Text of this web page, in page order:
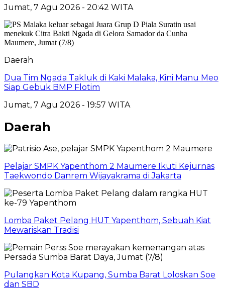
Jumat, 7 Agu 2026 - 20:42 WITA
Daerah
Dua Tim Ngada Takluk di Kaki Malaka, Kini Manu Meo
Siap Gebuk BMP Flotim
Jumat, 7 Agu 2026 - 19:57 WITA
Daerah
Pelajar SMPK Yapenthom 2 Maumere Ikuti Kejurnas
Taekwondo Danrem Wijayakrama di Jakarta
Lomba Paket Pelang HUT Yapenthom, Sebuah Kiat
Mewariskan Tradisi
Pulangkan Kota Kupang, Sumba Barat Loloskan Soe
dan SBD